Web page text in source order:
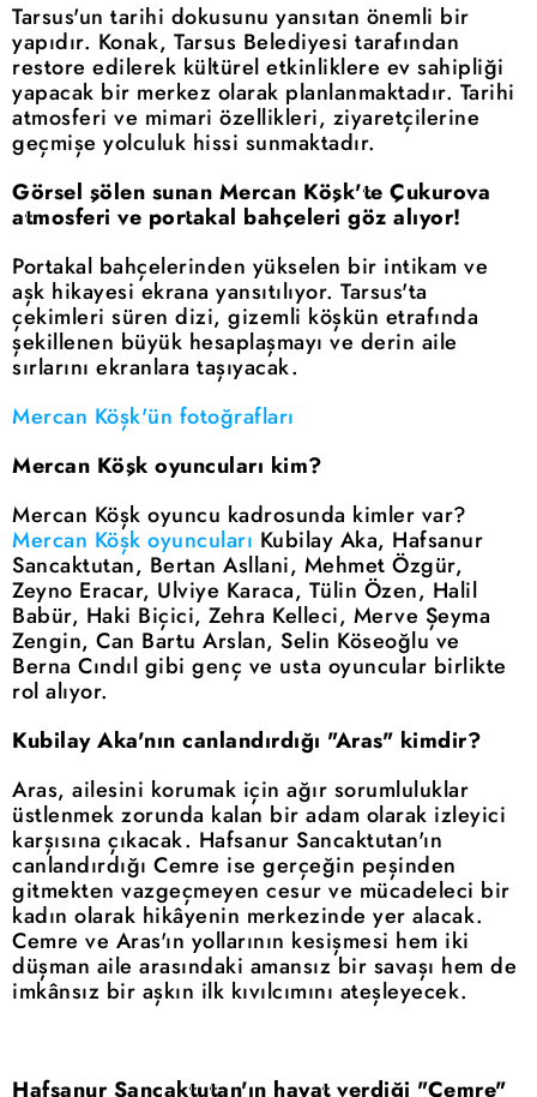
Tarsus'un tarihi dokusunu yansıtan önemli bir
yapıdır. Konak, Tarsus Belediyesi tarafından
restore edilerek kültürel etkinliklere ev sahipliği
yapacak bir merkez olarak planlanmaktadır. Tarihi
atmosferi ve mimari özellikleri, ziyaretçilerine
geçmişe yolculuk hissi sunmaktadır.
Görsel şölen sunan Mercan Köşk'te Çukurova
atmosferi ve portakal bahçeleri göz alıyor!
Portakal bahçelerinden yükselen bir intikam ve
aşk hikayesi ekrana yansıtılıyor. Tarsus'ta
çekimleri süren dizi, gizemli köşkün etrafında
şekillenen büyük hesaplaşmayı ve derin aile
sırlarını ekranlara taşıyacak.
Mercan Köşk'ün fotoğrafları
Mercan Köşk oyuncuları kim?
Mercan Köşk oyuncu kadrosunda kimler var?
Mercan Köşk oyuncuları Kubilay Aka, Hafsanur
Sancaktutan, Bertan Asllani, Mehmet Özgür,
Zeyno Eracar, Ulviye Karaca, Tülin Özen, Halil
Babür, Haki Biçici, Zehra Kelleci, Merve Şeyma
Zengin, Can Bartu Arslan, Selin Köseoğlu ve
Berna Cındıl gibi genç ve usta oyuncular birlikte
rol alıyor.
Kubilay Aka'nın canlandırdığı "Aras" kimdir?
Aras, ailesini korumak için ağır sorumluluklar
üstlenmek zorunda kalan bir adam olarak izleyici
karşısına çıkacak. Hafsanur Sancaktutan'ın
canlandırdığı Cemre ise gerçeğin peşinden
gitmekten vazgeçmeyen cesur ve mücadeleci bir
kadın olarak hikâyenin merkezinde yer alacak.
Cemre ve Aras'ın yollarının kesişmesi hem iki
düşman aile arasındaki amansız bir savaşı hem de
imkânsız bir aşkın ilk kıvılcımını ateşleyecek.
Hafsanur Sancaktutan'ın hayat verdiği "Cemre"